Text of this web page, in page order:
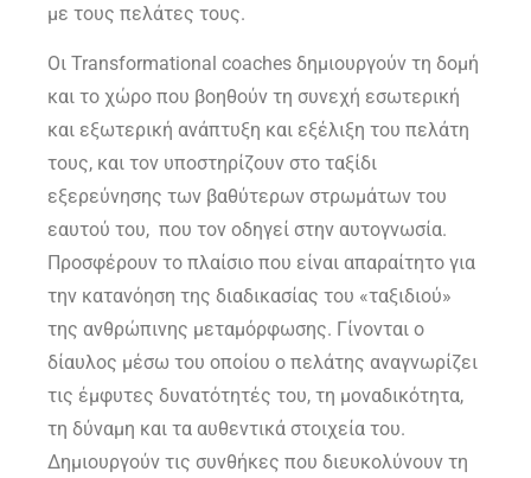
με τους πελάτες τους.
Οι Transformational coaches δημιουργούν τη δομή
και το χώρο που βοηθούν τη συνεχή εσωτερική
και εξωτερική ανάπτυξη και εξέλιξη του πελάτη
τους, και τον υποστηρίζουν στο ταξίδι
εξερεύνησης των βαθύτερων στρωμάτων του
εαυτού του, που τον οδηγεί στην αυτογνωσία.
Προσφέρουν το πλαίσιο που είναι απαραίτητο για
την κατανόηση της διαδικασίας του «ταξιδιού»
της ανθρώπινης μεταμόρφωσης. Γίνονται ο
δίαυλος μέσω του οποίου ο πελάτης αναγνωρίζει
τις έμφυτες δυνατότητές του, τη μοναδικότητα,
τη δύναμη και τα αυθεντικά στοιχεία του.
Δημιουργούν τις συνθήκες που διευκολύνουν τη